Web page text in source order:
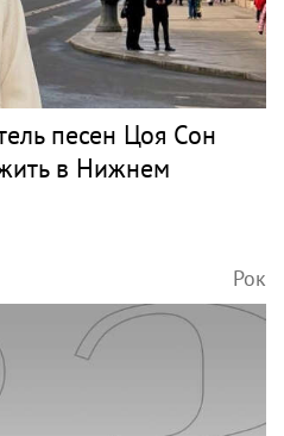
песен Цоя Сон
в Нижнем
Рок